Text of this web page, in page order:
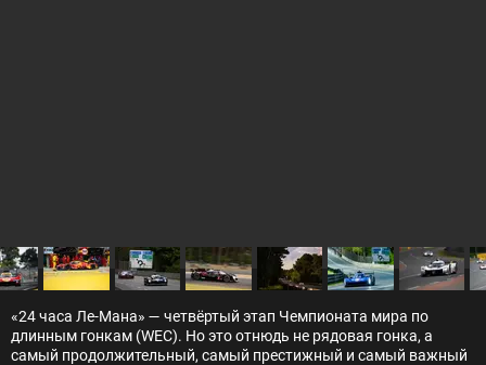
«24 часа Ле-Мана» — четвёртый этап Чемпионата мира по
длинным гонкам (WEC). Но это отнюдь не рядовая гонка, а
самый продолжительный, самый престижный и самый важный